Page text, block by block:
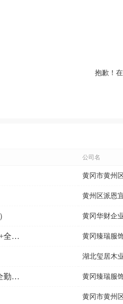
抱歉！
公司名
黄冈市黄州
黄州区派恩
黄冈华财企
服装缝纫工（五险+包吃住+全勤奖+工龄奖+长白班） 黄冈臻瑞服
湖北玺居木
车间组长（五险+包吃住+全勤奖+工龄奖+长白班） 黄冈臻瑞服
黄冈市黄州